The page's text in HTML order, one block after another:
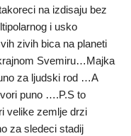
na izdisaju bez
i usko
zivih bica na planeti
Svemiru…Majka
za ljudski rod …A
puno ….P.S to
velike zemlje drzi
za sledeci stadij